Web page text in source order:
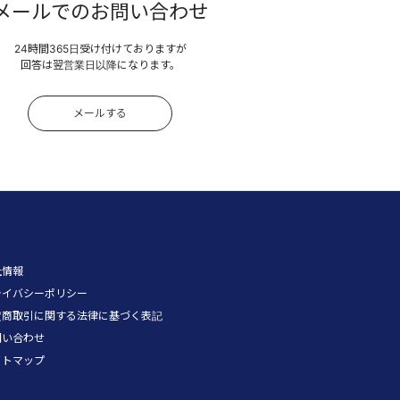
ールでのお問い合わせ
24時間365日受け付けておりますが
回答は翌営業日以降になります。
メールする
報
バシーポリシー
取引に関する法律に基づく表記
合わせ
マップ